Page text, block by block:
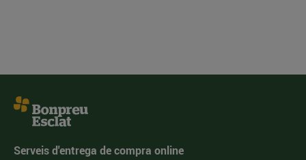
Serveis d'entrega de compra online